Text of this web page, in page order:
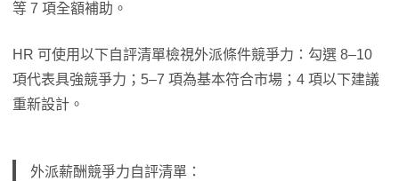
等 7 項全額補助。
HR 可使用以下自評清單檢視外派條件競爭力：勾選 8–10
項代表具強競爭力；5–7 項為基本符合市場；4 項以下建議
重新設計。
外派薪酬競爭力自評清單：